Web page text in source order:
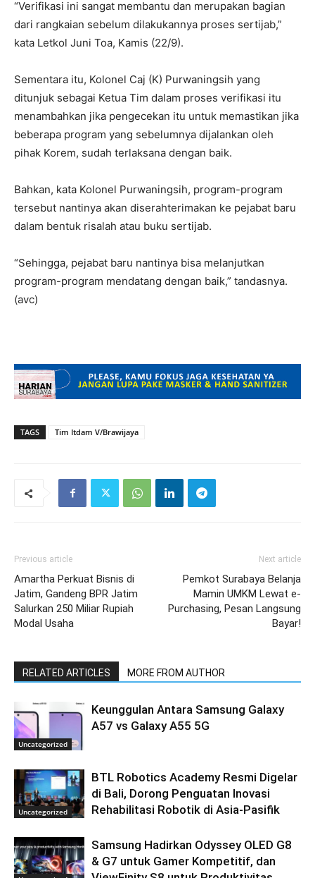
“Verifikasi ini sangat membantu dan merupakan bagian
dari rangkaian sebelum dilakukannya proses sertijab,”
kata Letkol Juni Toa, Kamis (22/9).
Sementara itu, Kolonel Caj (K) Purwaningsih yang
ditunjuk sebagai Ketua Tim dalam proses verifikasi itu
menambahkan jika pengecekan itu untuk memastikan jika
beberapa program yang sebelumnya dijalankan oleh
pihak Korem, sudah terlaksana dengan baik.
Bahkan, kata Kolonel Purwaningsih, program-program
tersebut nantinya akan diserahterimakan ke pejabat baru
dalam bentuk risalah atau buku sertijab.
“Sehingga, pejabat baru nantinya bisa melanjutkan
program-program mendatang dengan baik,” tandasnya.
(avc)
TAGS Tim Itdam V/Brawijaya
Previous article
Amartha Perkuat Bisnis di
Jatim, Gandeng BPR Jatim
Salurkan 250 Miliar Rupiah
Modal Usaha
Next article
Pemkot Surabaya Belanja
Mamin UMKM Lewat e-
Purchasing, Pesan Langsung
Bayar!
RELATED ARTICLES MORE FROM AUTHOR
Uncategorized
Keunggulan Antara Samsung Galaxy
A57 vs Galaxy A55 5G
Uncategorized
BTL Robotics Academy Resmi Digelar
di Bali, Dorong Penguatan Inovasi
Rehabilitasi Robotik di Asia-Pasifik
Samsung Hadirkan Odyssey OLED G8
& G7 untuk Gamer Kompetitif, dan